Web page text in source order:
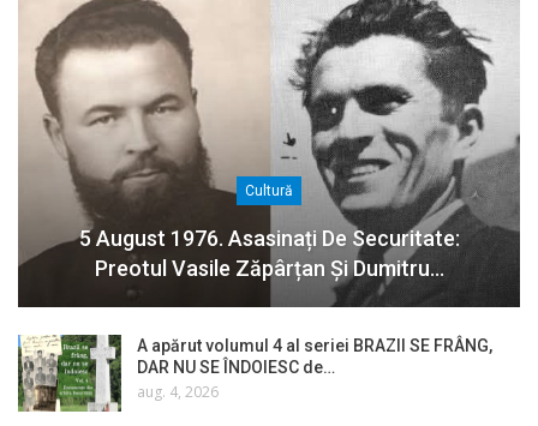
Cultură
5 August 1976. Asasinați De Securitate:
Preotul Vasile Zăpârțan Și Dumitru…
A apărut volumul 4 al seriei BRAZII SE FRÂNG,
DAR NU SE ÎNDOIESC de…
aug. 4, 2026